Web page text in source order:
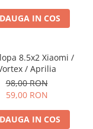
IN COS
8.5x2 Xiaomi /
/ Aprilia
98,00 RON
59,00 RON
IN COS